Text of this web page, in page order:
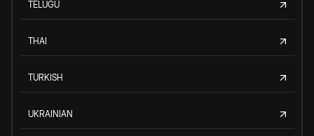
TELUGU
THAI
TURKISH
UKRAINIAN